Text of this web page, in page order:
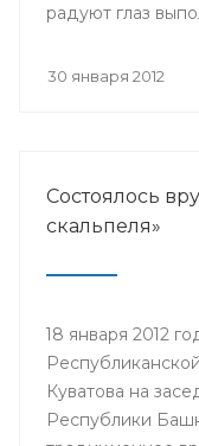
радуют глаз
оборудованием.
30 января 2012
Состоялось
скальпеля»
18 января 2012
Куватова на
Республики